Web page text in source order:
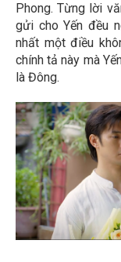
Phong. Từng lời
gửi cho Yến đều
nhất một điều
chính tả này mà
là Đông.